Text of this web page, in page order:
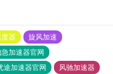
器
旋风加速
急加速器官网
途加速器官网
风驰加速器